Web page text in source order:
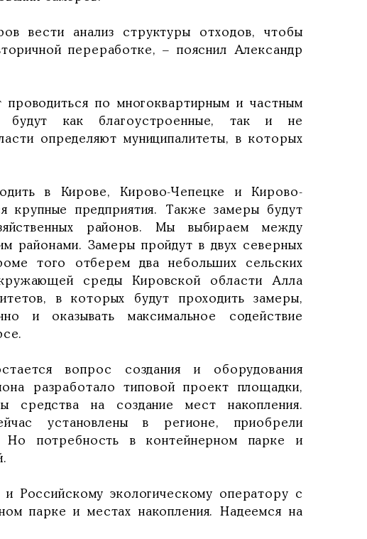
вести анализ структуры отходов, чтобы
переработке, – пояснил Александр
по многоквартирным и частным
как благоустроенные, так и не
определяют муниципалитеты, в которых
в Кирове, Кирово-Чепецке и Кирово-
крупные предприятия. Также замеры будут
районов. Мы выбираем между
районами. Замеры пройдут в двух северных
того отберем два небольших сельских
среды Кировской области Алла
в которых будут проходить замеры,
и оказывать максимальное содействие
вопрос создания и оборудования
разработало типовой проект площадки,
средства на создание мест накопления.
установлены в регионе, приобрели
Но потребность в контейнерном парке и
Российскому экологическому оператору с
парке и местах накопления. Надеемся на